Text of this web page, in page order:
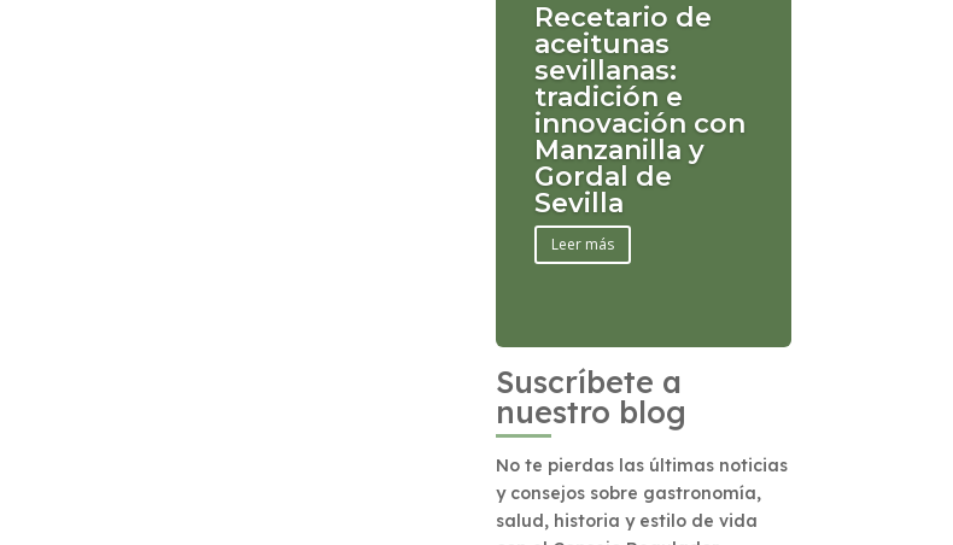
Recetario de
aceitunas
sevillanas:
tradición e
innovación con
Manzanilla y
Gordal de
Sevilla
Leer más
Suscríbete a
nuestro blog
No te pierdas las últimas noticias
y consejos sobre gastronomía,
salud, historia y estilo de vida